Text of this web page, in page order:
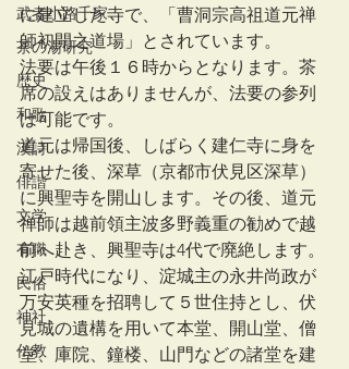
武者小路千家
茶の湯研究
歴史
和歌
漢詩
俳諧
文学
有職
民俗
神社
仏教
に建立した寺で、「曹洞宗高祖道元禅
師初開之道場」とされています。
法要は午後１６時からとなります。茶
席の設えはありませんが、法要の参列
は可能です。
道元は帰国後、しばらく建仁寺に身を
寄せた後、深草（京都市伏見区深草）
に興聖寺を開山します。その後、道元
禅師は越前領主波多野義重の勧めで越
前へ赴き、興聖寺は4代で廃絶します。
江戸時代になり、淀城主の永井尚政が
万安英種を招聘して５世住持とし、伏
見城の遺構を用いて本堂、開山堂、僧
堂、庫院、鐘楼、山門などの諸堂を建